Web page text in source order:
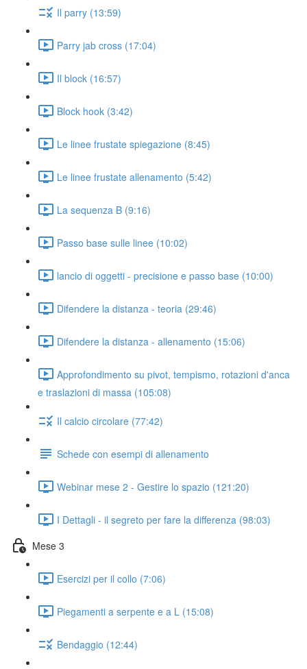
Il parry (13:59)
Parry jab cross (17:04)
Il block (16:57)
Block hook (3:42)
Le linee frustate spiegazione (8:45)
Le linee frustate allenamento (5:42)
La sequenza B (9:16)
Passo base sulle linee (10:02)
lancio di oggetti - precisione e passo base (10:00)
Difendere la distanza - teoria (29:46)
Difendere la distanza - allenamento (15:06)
Approfondimento su pivot, tempismo, rotazioni d'anca
e traslazioni di massa (105:08)
Il calcio circolare (77:42)
Schede con esempi di allenamento
Webinar mese 2 - Gestire lo spazio (121:20)
I Dettagli - il segreto per fare la differenza (98:03)
Mese 3
Esercizi per il collo (7:06)
Piegamenti a serpente e a L (15:08)
Bendaggio (12:44)